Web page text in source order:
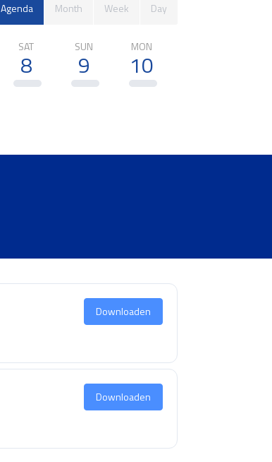
Agenda Month Week Day
SAT
8
SUN
9
MON
10
Downloaden
Downloaden